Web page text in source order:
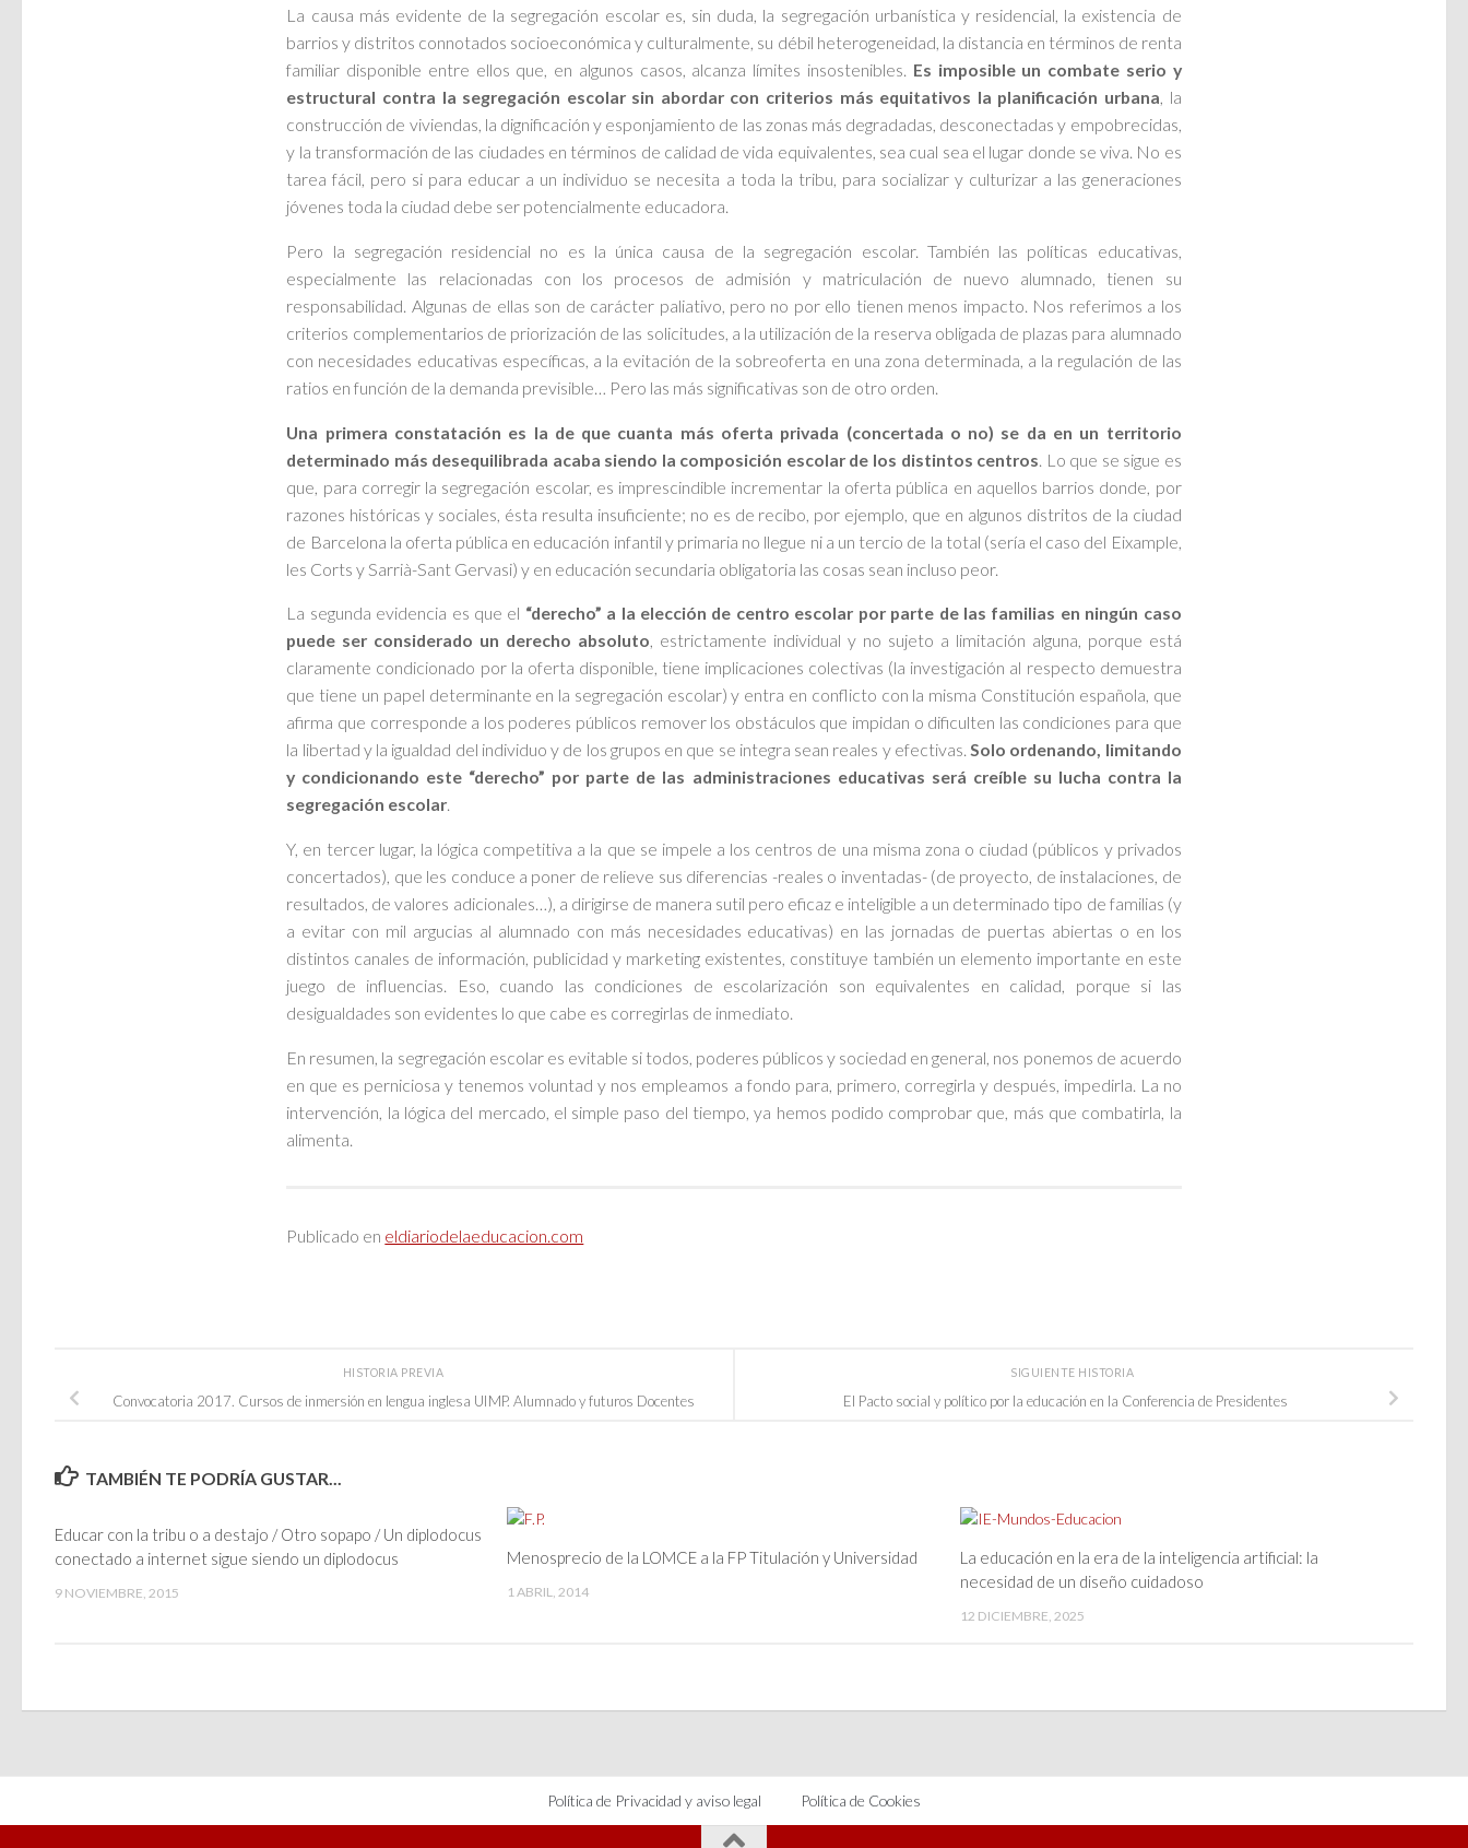
La causa más evidente de la segregación escolar es, sin duda, la segregación urbanística y residencial, la existencia de
barrios y distritos connotados socioeconómica y culturalmente, su débil heterogeneidad, la distancia en términos de renta
familiar disponible entre ellos que, en algunos casos, alcanza límites insostenibles. Es imposible un combate serio y
estructural contra la segregación escolar sin abordar con criterios más equitativos la planificación urbana, la
construcción de viviendas, la dignificación y esponjamiento de las zonas más degradadas, desconectadas y empobrecidas,
y la transformación de las ciudades en términos de calidad de vida equivalentes, sea cual sea el lugar donde se viva. No es
tarea fácil, pero si para educar a un individuo se necesita a toda la tribu, para socializar y culturizar a las generaciones
jóvenes toda la ciudad debe ser potencialmente educadora.
Pero la segregación residencial no es la única causa de la segregación escolar. También las políticas educativas,
especialmente las relacionadas con los procesos de admisión y matriculación de nuevo alumnado, tienen su
responsabilidad. Algunas de ellas son de carácter paliativo, pero no por ello tienen menos impacto. Nos referimos a los
criterios complementarios de priorización de las solicitudes, a la utilización de la reserva obligada de plazas para alumnado
con necesidades educativas específicas, a la evitación de la sobreoferta en una zona determinada, a la regulación de las
ratios en función de la demanda previsible… Pero las más significativas son de otro orden.
Una primera constatación es la de que cuanta más oferta privada (concertada o no) se da en un territorio
determinado más desequilibrada acaba siendo la composición escolar de los distintos centros . Lo que se sigue es
que, para corregir la segregación escolar, es imprescindible incrementar la oferta pública en aquellos barrios donde, por
razones históricas y sociales, ésta resulta insuficiente; no es de recibo, por ejemplo, que en algunos distritos de la ciudad
de Barcelona la oferta pública en educación infantil y primaria no llegue ni a un tercio de la total (sería el caso del Eixample,
les Corts y Sarrià-Sant Gervasi) y en educación secundaria obligatoria las cosas sean incluso peor.
La segunda evidencia es que el “derecho” a la elección de centro escolar por parte de las familias en ningún caso
puede ser considerado un derecho absoluto, estrictamente individual y no sujeto a limitación alguna, porque está
claramente condicionado por la oferta disponible, tiene implicaciones colectivas (la investigación al respecto demuestra
que tiene un papel determinante en la segregación escolar) y entra en conflicto con la misma Constitución española, que
afirma que corresponde a los poderes públicos remover los obstáculos que impidan o dificulten las condiciones para que
la libertad y la igualdad del individuo y de los grupos en que se integra sean reales y efectivas.Solo ordenando, limitando
y condicionando este “derecho” por parte de las administraciones educativas será creíble su lucha contra la
segregación escolar.
Y, en tercer lugar, la lógica competitiva a la que se impele a los centros de una misma zona o ciudad (públicos y privados
concertados), que les conduce a poner de relieve sus diferencias -reales o inventadas- (de proyecto, de instalaciones, de
resultados, de valores adicionales…), a dirigirse de manera sutil pero eficaz e inteligible a un determinado tipo de familias (y
a evitar con mil argucias al alumnado con más necesidades educativas) en las jornadas de puertas abiertas o en los
distintos canales de información, publicidad y marketing existentes, constituye también un elemento importante en este
juego de influencias. Eso, cuando las condiciones de escolarización son equivalentes en calidad, porque si las
desigualdades son evidentes lo que cabe es corregirlas de inmediato.
En resumen, la segregación escolar es evitable si todos, poderes públicos y sociedad en general, nos ponemos de acuerdo
en que es perniciosa y tenemos voluntad y nos empleamos a fondo para, primero, corregirla y después, impedirla. La no
intervención, la lógica del mercado, el simple paso del tiempo, ya hemos podido comprobar que, más que combatirla, la
alimenta.
Publicado en eldiariodelaeducacion.com
SIGUIENTE HISTORIA
El Pacto social y político por la educación en la Conferencia de Presidentes
HISTORIA PREVIA
Convocatoria 2017. Cursos de inmersión en lengua inglesa UIMP. Alumnado y futuros Docentes
TAMBIÉN TE PODRÍA GUSTAR...
Educar con la tribu o a destajo / Otro sopapo / Un diplodocus
conectado a internet sigue siendo un diplodocus
9 NOVIEMBRE, 2015
Menosprecio de la LOMCE a la FP Titulación y Universidad
1 ABRIL, 2014
La educación en la era de la inteligencia artificial: la
necesidad de un diseño cuidadoso
12 DICIEMBRE, 2025
Política de Privacidad y aviso legal Política de Cookies